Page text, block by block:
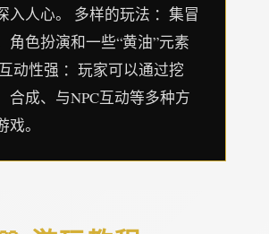
入人心。 多样的玩法 ：集冒
角色扮演和一些“黄油”元素
动性强 ：玩家可以通过挖
合成、与NPC互动等多种方
。